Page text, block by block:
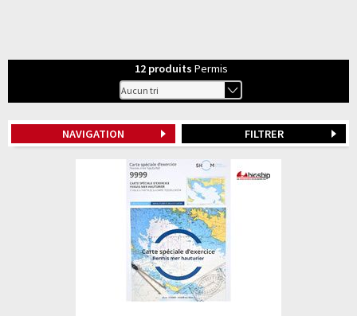
12produits Permis
NAVIGATION FILTRER